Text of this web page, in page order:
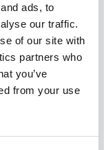
ads, to
our traffic.
of our site with
partners who
you’ve
from your use
Campaigns.